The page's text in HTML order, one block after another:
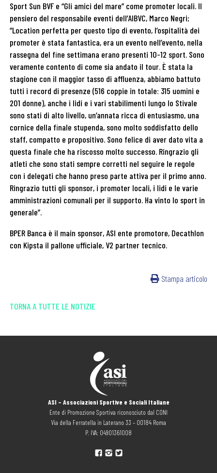
Sport Sun BVF e “Gli amici del mare” come promoter locali. Il
pensiero del responsabile eventi dell’AIBVC, Marco Negri;
“Location perfetta per questo tipo di evento, l’ospitalità dei
promoter è stata fantastica, era un evento nell’evento, nella
rassegna del fine settimana erano presenti 10-12 sport. Sono
veramente contento di come sia andato il tour. È stata la
stagione con il maggior tasso di affluenza, abbiamo battuto
tutti i record di presenze (516 coppie in totale: 315 uomini e
201 donne), anche i lidi e i vari stabilimenti lungo lo Stivale
sono stati di alto livello, un’annata ricca di entusiasmo, una
cornice della finale stupenda, sono molto soddisfatto dello
staff, compatto e propositivo. Sono felice di aver dato vita a
questa finale che ha riscosso molto successo. Ringrazio gli
atleti che sono stati sempre corretti nel seguire le regole
con i delegati che hanno preso parte attiva per il primo anno.
Ringrazio tutti gli sponsor, i promoter locali, i lidi e le varie
amministrazioni comunali per il supporto. Ha vinto lo sport in
generale”.
BPER Banca è il main sponsor, ASI ente promotore, Decathlon
con Kipsta il pallone ufficiale, V2 partner tecnico.
Stampa articolo
TORNA A TUTTE LE NOTIZIE
ASI – Associazioni Sportive e Sociali Italiane
Ente di Promozione Sportiva riconosciuto dal CONI
Via della Ferratella in Laterano 33 – 00184 Roma
P. IVA: 04901361008